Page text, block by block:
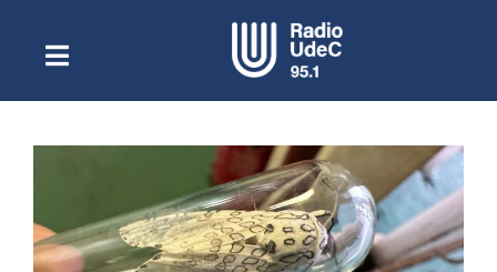
contenidoToggle
NavigationEscuchar Radio UdeC en vivo
Quiénes Somos
Programación
Podcast